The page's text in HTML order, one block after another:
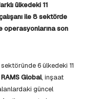
ülkedeki 11
ile 8 sektörde
operasyonlarına son
6 ülkedeki 11
RAMS Global, inşaat
güncel